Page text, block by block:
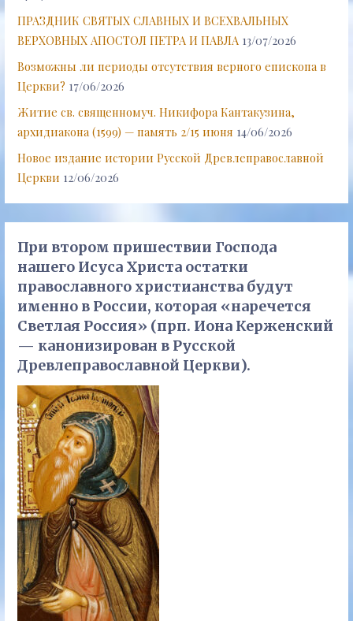
ПРАЗДНИК СВЯТЫХ СЛАВНЫХ И ВСЕХВАЛЬНЫХ
ВЕРХОВНЫХ АПОСТОЛ ПЕТРА И ПАВЛА 13/07/2026
Возможны ли периоды отсутствия верного епископа в
Церкви? 17/06/2026
Житие св. священномуч. Никифора Кантакузина,
архидиакона (1599) — память 2/15 июня 14/06/2026
Новое издание истории Русской Древлеправославной
Церкви 12/06/2026
При втором пришествии Господа
нашего Исуса Христа остатки
православного христианства будут
именно в России, которая «наречется
Светлая Россия» (прп. Иона Керженский
— канонизирован в Русской
Древлеправославной Церкви).